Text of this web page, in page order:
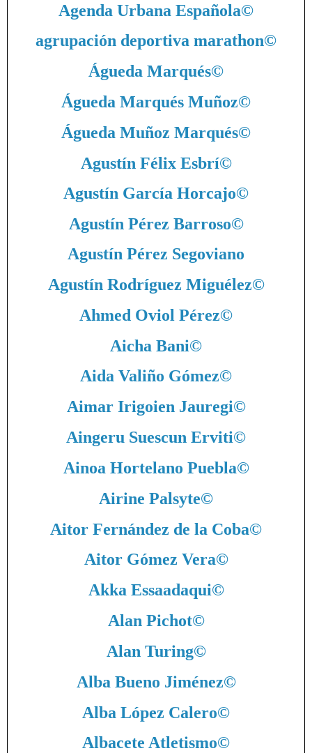
Agenda Urbana Española©
agrupación deportiva marathon©
Águeda Marqués©
Águeda Marqués Muñoz©
Águeda Muñoz Marqués©
Agustín Félix Esbrí©
Agustín García Horcajo©
Agustín Pérez Barroso©
Agustín Pérez Segoviano
Agustín Rodríguez Miguélez©
Ahmed Oviol Pérez©
Aicha Bani©
Aida Valiño Gómez©
Aimar Irigoien Jauregi©
Aingeru Suescun Erviti©
Ainoa Hortelano Puebla©
Airine Palsyte©
Aitor Fernández de la Coba©
Aitor Gómez Vera©
Akka Essaadaqui©
Alan Pichot©
Alan Turing©
Alba Bueno Jiménez©
Alba López Calero©
Albacete Atletismo©